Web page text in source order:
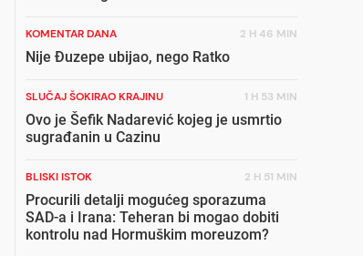
KOMENTAR DANA 2 H 46 MIN
Nije Đuzepe ubijao, nego Ratko
SLUČAJ ŠOKIRAO KRAJINU 1 H 53 MIN
Ovo je Šefik Nadarević kojeg je usmrtio
sugrađanin u Cazinu
BLISKI ISTOK 2 H 51 MIN
Procurili detalji mogućeg sporazuma
SAD-a i Irana: Teheran bi mogao dobiti
kontrolu nad Hormuškim moreuzom?